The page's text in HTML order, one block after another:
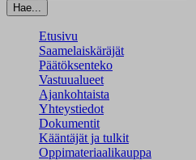
Hae...
Etusivu
Saamelaiskäräjät
Päätöksenteko
Vastuualueet
Ajankohtaista
Yhteystiedot
Dokumentit
Kääntäjät ja tulkit
Oppimateriaalikauppa